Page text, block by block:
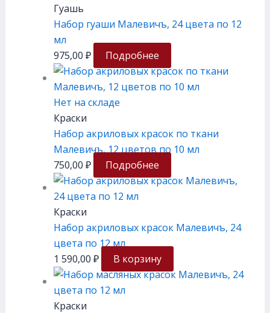
Гуашь
Набор гуаши Малевичъ, 24 цвета по 12
мл
975,00 ₽ Подробнее
Нет на складе
Краски
Набор акриловых красок по ткани
Малевичъ, 12 цветов по 10 мл
750,00 ₽ Подробнее
Краски
Набор акриловых красок Малевичъ, 24
цвета по 12 мл
1 590,00 ₽ В корзину
Краски